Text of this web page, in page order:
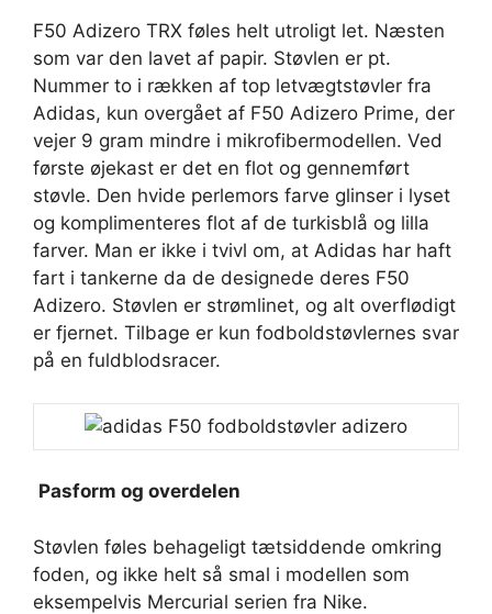
F50 Adizero TRX føles helt utroligt let. Næsten
som var den lavet af papir. Støvlen er pt.
Nummer to i rækken af top letvægtstøvler fra
Adidas, kun overgået af F50 Adizero Prime, der
vejer 9 gram mindre i mikrofibermodellen. Ved
første øjekast er det en flot og gennemført
støvle. Den hvide perlemors farve glinser i lyset
og komplimenteres flot af de turkisblå og lilla
farver. Man er ikke i tvivl om, at Adidas har haft
fart i tankerne da de designede deres F50
Adizero. Støvlen er strømlinet, og alt overflødigt
er fjernet. Tilbage er kun fodboldstøvlernes svar
på en fuldblodsracer.
Pasform og overdelen
Støvlen føles behageligt tætsiddende omkring
foden, og ikke helt så smal i modellen som
eksempelvis Mercurial serien fra Nike.